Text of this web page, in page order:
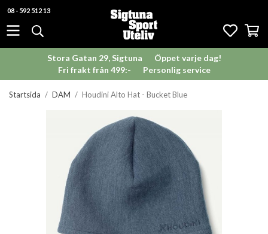
08 - 592 512 13
Stora Gatan 29, Sigtuna
Öppet varje dag!
Fri frakt från 499:-
Personlig service
Startsida / DAM / Houdini Alto Hat - Bucket Blue